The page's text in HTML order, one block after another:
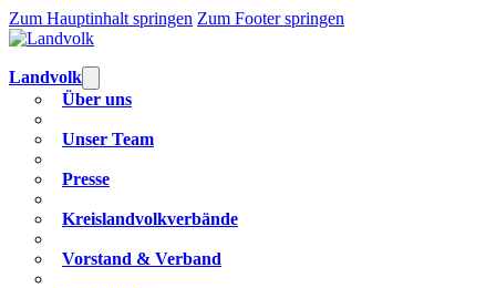
Zum Hauptinhalt springen Zum Footer springen
Landvolk
Über uns
Unser Team
Presse
Kreislandvolkverbände
Vorstand & Verband